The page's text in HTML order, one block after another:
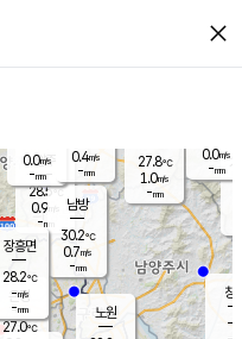
close
양주
28.5℃
0.9
-mm
27.8℃
1.0m/s
-mm
창
-
0.0m/s
-mm
은평
27.0℃
노원
남방
30.2℃
0.7m/s
-mm
장흥면
28.2℃
-m/s
-mm
0.0m/s
-mm
0.4m/s
-mm